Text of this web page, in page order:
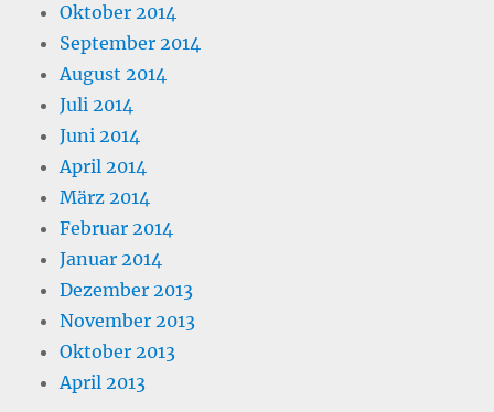
Oktober 2014
September 2014
August 2014
Juli 2014
Juni 2014
April 2014
März 2014
Februar 2014
Januar 2014
Dezember 2013
November 2013
Oktober 2013
April 2013